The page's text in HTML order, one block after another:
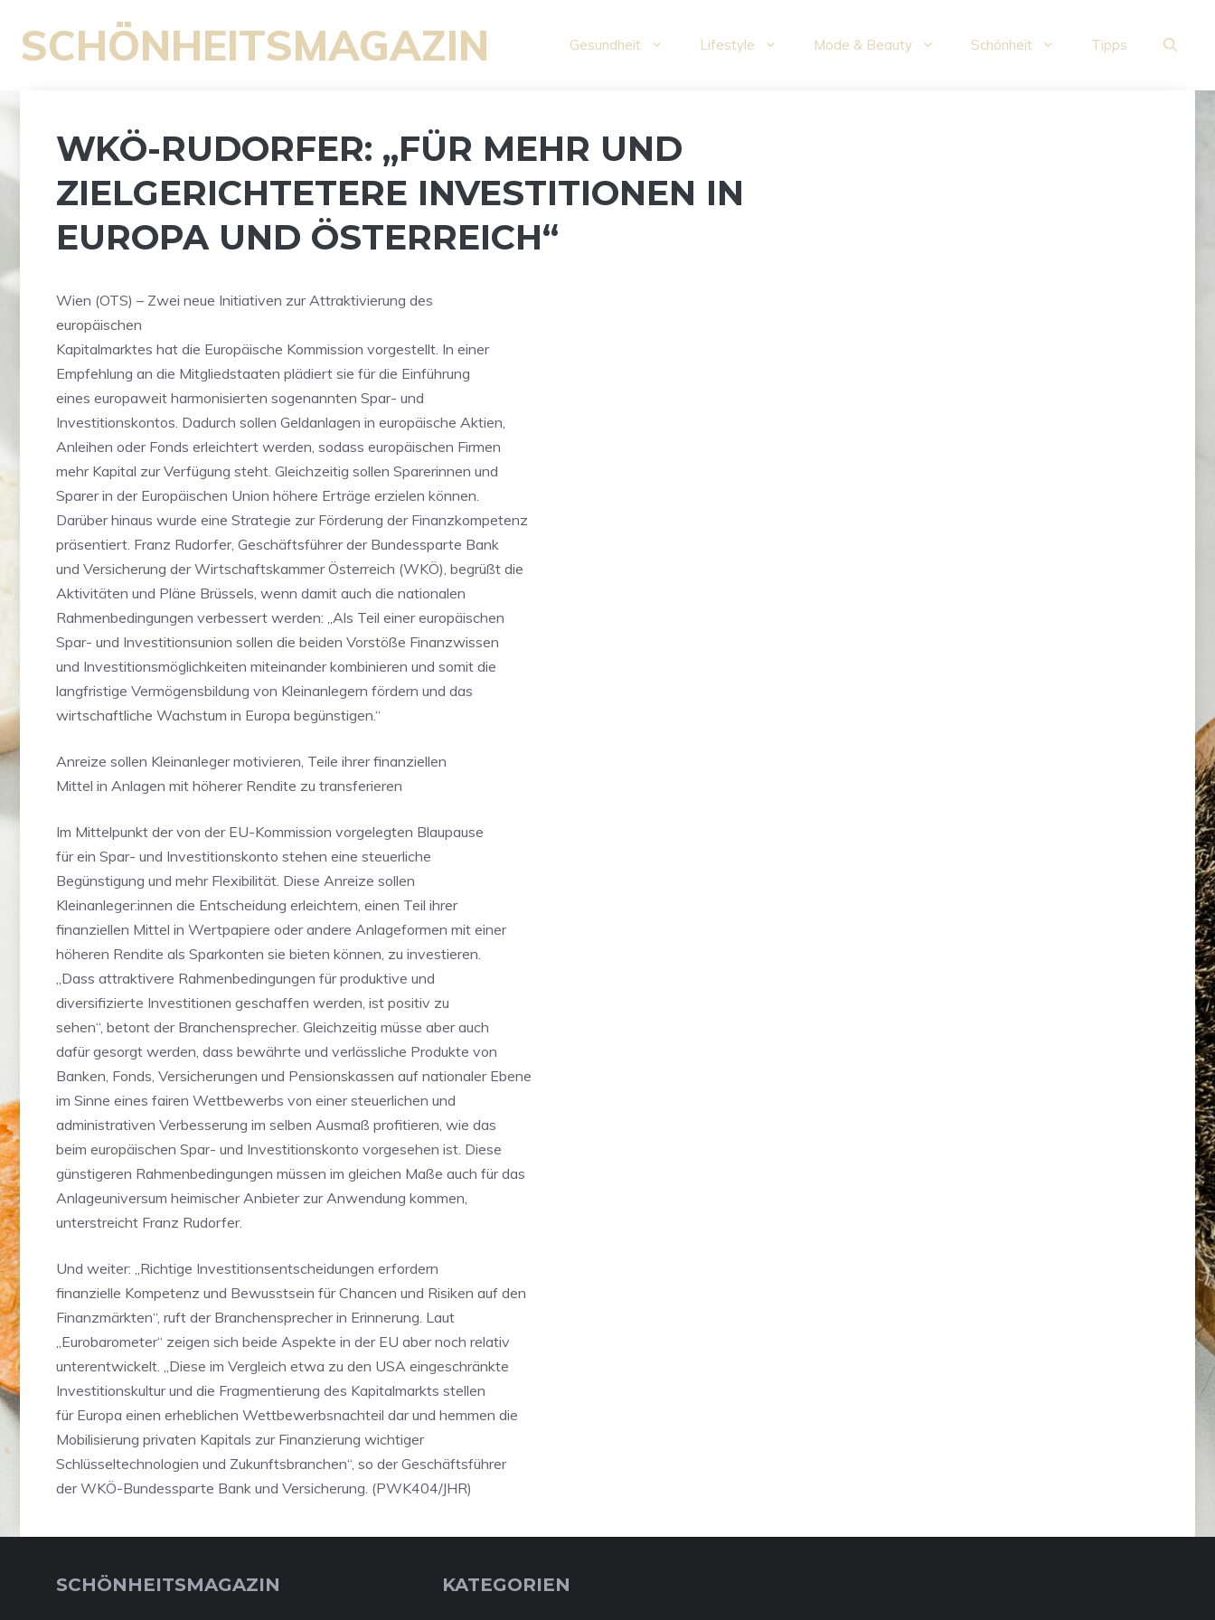
Inhalt
springen
SCHÖNHEITSMAGAZIN Gesundheit Lifestyle Mode & Beauty Schönheit Tipps
WKÖ-RUDORFER: „FÜR MEHR UND
ZIELGERICHTETERE INVESTITIONEN IN
EUROPA UND ÖSTERREICH“
Wien (OTS) – Zwei neue Initiativen zur Attraktivierung des
europäischen
Kapitalmarktes hat die Europäische Kommission vorgestellt. In einer
Empfehlung an die Mitgliedstaaten plädiert sie für die Einführung
eines europaweit harmonisierten sogenannten Spar- und
Investitionskontos. Dadurch sollen Geldanlagen in europäische Aktien,
Anleihen oder Fonds erleichtert werden, sodass europäischen Firmen
mehr Kapital zur Verfügung steht. Gleichzeitig sollen Sparerinnen und
Sparer in der Europäischen Union höhere Erträge erzielen können.
Darüber hinaus wurde eine Strategie zur Förderung der Finanzkompetenz
präsentiert. Franz Rudorfer, Geschäftsführer der Bundessparte Bank
und Versicherung der Wirtschaftskammer Österreich (WKÖ), begrüßt die
Aktivitäten und Pläne Brüssels, wenn damit auch die nationalen
Rahmenbedingungen verbessert werden: „Als Teil einer europäischen
Spar- und Investitionsunion sollen die beiden Vorstöße Finanzwissen
und Investitionsmöglichkeiten miteinander kombinieren und somit die
langfristige Vermögensbildung von Kleinanlegern fördern und das
wirtschaftliche Wachstum in Europa begünstigen.“
Anreize sollen Kleinanleger motivieren, Teile ihrer finanziellen
Mittel in Anlagen mit höherer Rendite zu transferieren
Im Mittelpunkt der von der EU-Kommission vorgelegten Blaupause
für ein Spar- und Investitionskonto stehen eine steuerliche
Begünstigung und mehr Flexibilität. Diese Anreize sollen
Kleinanleger:innen die Entscheidung erleichtern, einen Teil ihrer
finanziellen Mittel in Wertpapiere oder andere Anlageformen mit einer
höheren Rendite als Sparkonten sie bieten können, zu investieren.
„Dass attraktivere Rahmenbedingungen für produktive und
diversifizierte Investitionen geschaffen werden, ist positiv zu
sehen“, betont der Branchensprecher. Gleichzeitig müsse aber auch
dafür gesorgt werden, dass bewährte und verlässliche Produkte von
Banken, Fonds, Versicherungen und Pensionskassen auf nationaler Ebene
im Sinne eines fairen Wettbewerbs von einer steuerlichen und
administrativen Verbesserung im selben Ausmaß profitieren, wie das
beim europäischen Spar- und Investitionskonto vorgesehen ist. Diese
günstigeren Rahmenbedingungen müssen im gleichen Maße auch für das
Anlageuniversum heimischer Anbieter zur Anwendung kommen,
unterstreicht Franz Rudorfer.
Und weiter: „Richtige Investitionsentscheidungen erfordern
finanzielle Kompetenz und Bewusstsein für Chancen und Risiken auf den
Finanzmärkten“, ruft der Branchensprecher in Erinnerung. Laut
„Eurobarometer“ zeigen sich beide Aspekte in der EU aber noch relativ
unterentwickelt. „Diese im Vergleich etwa zu den USA eingeschränkte
Investitionskultur und die Fragmentierung des Kapitalmarkts stellen
für Europa einen erheblichen Wettbewerbsnachteil dar und hemmen die
Mobilisierung privaten Kapitals zur Finanzierung wichtiger
Schlüsseltechnologien und Zukunftsbranchen“, so der Geschäftsführer
der WKÖ-Bundessparte Bank und Versicherung. (PWK404/JHR)
SCHÖNHEITSMAGAZIN KATEGORIEN